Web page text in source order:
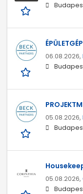
06.08.2026,
05.08.2026,
05.08.2026,